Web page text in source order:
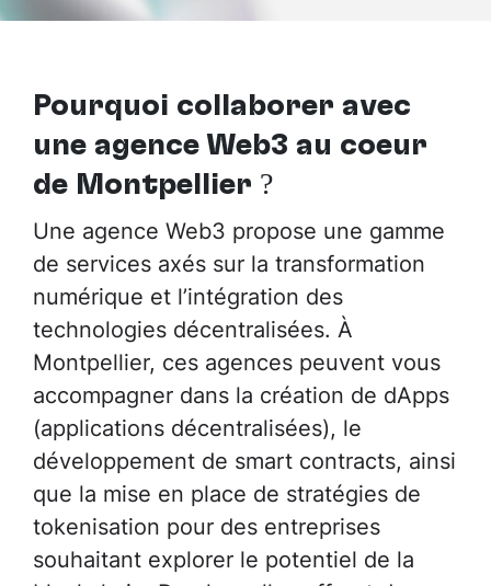
Pourquoi collaborer avec
une agence Web3 au cœur
de Montpellier ?
Une agence Web3 propose une gamme
de services axés sur la transformation
numérique et l’intégration des
technologies décentralisées. À
Montpellier, ces agences peuvent vous
accompagner dans la création de dApps
(applications décentralisées), le
développement de smart contracts, ainsi
que la mise en place de stratégies de
tokenisation pour des entreprises
souhaitant explorer le potentiel de la